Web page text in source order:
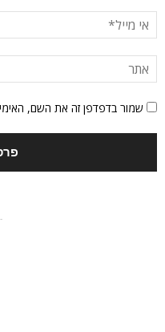
שמור בדפדפן זה את השם,